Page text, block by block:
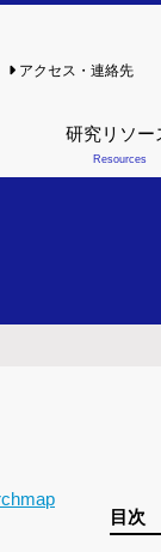
アクセス・連絡先
研究リソー
Resources
目次